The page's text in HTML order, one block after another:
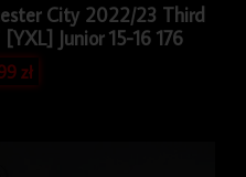
City 2022/23 Third
Junior 15-16 176
zł